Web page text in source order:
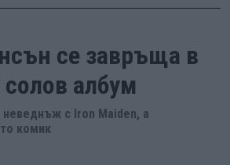
се завръща в
албум
неведнъж с Iron Maiden, а
комик